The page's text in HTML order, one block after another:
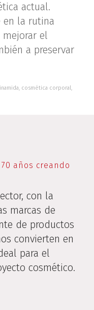
actual.
en la rutina
el
a preservar
, cosmética corporal,
años creando
con la
marcas de
de productos
convierten en
para el
cosmético.